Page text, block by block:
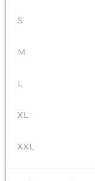
S
M
L
XL
XXL